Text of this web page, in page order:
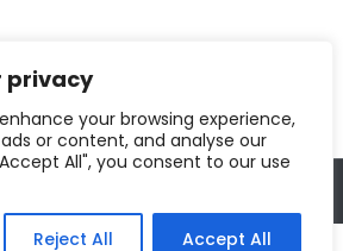
privacy
your browsing experience,
or content, and analyse our
All", you consent to our use
Reject All Accept All
Municipal de Fortuna de Minas